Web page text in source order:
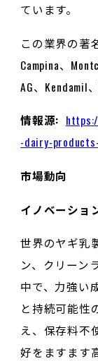
ています。
この業界の著
Campina、
AG、Kendamil
情報源:
-dairy-
市場動向
イノベーショ
世界のヤギ乳
ン、クリーン
中で、力強い
と持続可能性
え、保存料不
好をますます